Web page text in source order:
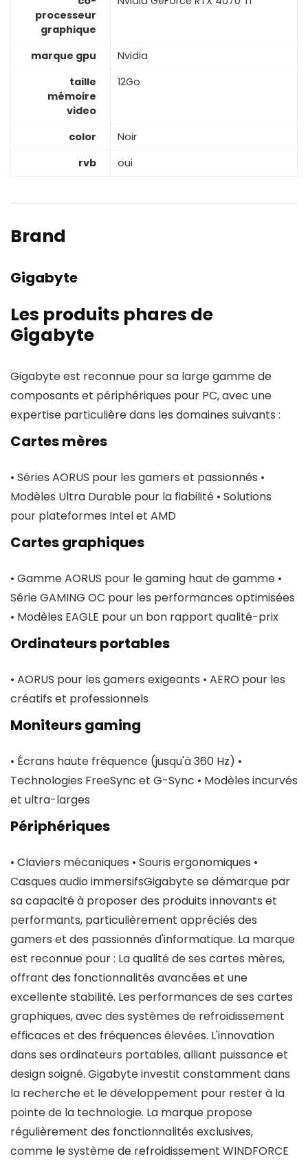
processeur
graphique
marque gpu
Nvidia
taille
mémoire
video
12Go
color
Noir
rvb
oui
Brand
Gigabyte
Les produits phares de
Gigabyte
Gigabyte est reconnue pour sa large gamme de
composants et périphériques pour PC, avec une
expertise particulière dans les domaines suivants :
Cartes mères
• Séries AORUS pour les gamers et passionnés •
Modèles Ultra Durable pour la fiabilité • Solutions
pour plateformes Intel et AMD
Cartes graphiques
• Gamme AORUS pour le gaming haut de gamme •
Série GAMING OC pour les performances optimisées
• Modèles EAGLE pour un bon rapport qualité-prix
Ordinateurs portables
• AORUS pour les gamers exigeants • AERO pour les
créatifs et professionnels
Moniteurs gaming
• Écrans haute fréquence (jusqu'à 360 Hz) •
Technologies FreeSync et G-Sync • Modèles incurvés
et ultra-larges
Périphériques
• Claviers mécaniques • Souris ergonomiques •
Casques audio immersifsGigabyte se démarque par
sa capacité à proposer des produits innovants et
performants, particulièrement appréciés des
gamers et des passionnés d'informatique. La marque
est reconnue pour : La qualité de ses cartes mères,
offrant des fonctionnalités avancées et une
excellente stabilité. Les performances de ses cartes
graphiques, avec des systèmes de refroidissement
efficaces et des fréquences élevées. L'innovation
dans ses ordinateurs portables, alliant puissance et
design soigné. Gigabyte investit constamment dans
la recherche et le développement pour rester à la
pointe de la technologie. La marque propose
régulièrement des fonctionnalités exclusives,
comme le système de refroidissement WINDFORCE